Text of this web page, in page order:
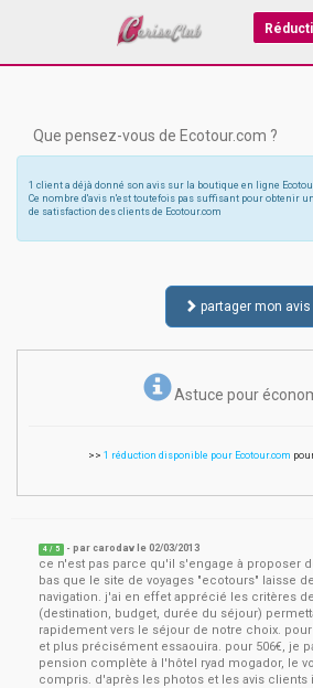
Que pensez-vous de Ecotour.com ?
1 client a déjà donné son avis sur la boutique en ligne
Ce nombre d'avis n'est toutefois pas suffisant pour obtenir
de satisfaction des clients de Ecotour.com
partager mon avis
Astuce pour
>> 1 réduction disponible pour Ecotour.com
4 / 5 - parcarodav le02/03/2013
ce n'est pas parce qu'il s'engage à proposer
bas que le site de voyages "ecotours" laisse
navigation. j'ai en effet apprécié les critères
(destination, budget, durée du séjour)
rapidement vers le séjour de notre choix.
et plus précisément essaouira. pour 506€, je
pension complète à l'hôtel ryad mogador, le
compris. d'après les photos et les avis clients